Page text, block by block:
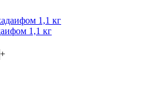
1,1 кг
+